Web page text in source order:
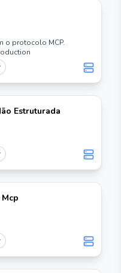
o protocolo MCP.
Estruturada